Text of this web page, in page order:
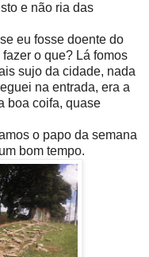
e não ria das
eu fosse doente do
o que? Lá fomos
sujo da cidade, nada
na entrada, era a
boa coifa, quase
o papo da semana
bom tempo.